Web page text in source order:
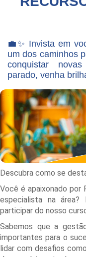
💼✨ Invista em
um dos caminhos
conquistar
parado, venha
Descubra como se
Você é apaixonado por
especialista na
participar do nosso
Sabemos que a
importantes para o
lidar com desafios